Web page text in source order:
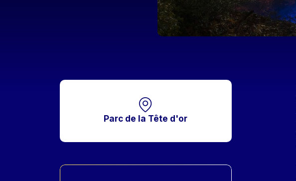
Parc de la Tête d'or